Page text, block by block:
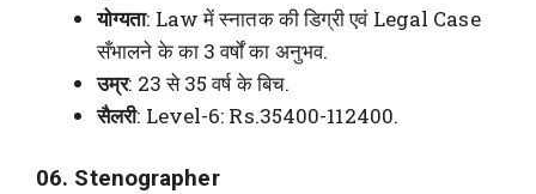
योग्यता: Law में स्नातक की डिग्री एवं Legal Case
सँभालने के का 3 वर्षों का अनुभव.
उम्र: 23 से 35 वर्ष के बिच.
सैलरी: Level-6: Rs.35400-112400.
06. Stenographer